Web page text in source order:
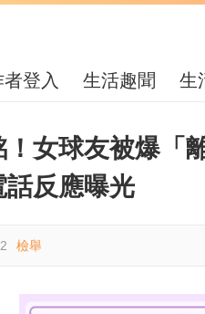
者登入 生活趣聞 生
！女球友被爆
反應曝光
檢舉